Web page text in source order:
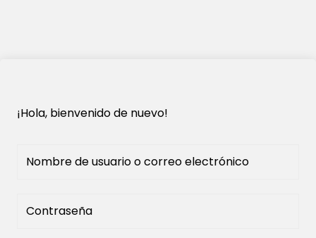
¡Hola, bienvenido de nuevo!